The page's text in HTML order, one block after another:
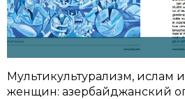
Мультикультурализм, ислам
женщин: азербайджанский